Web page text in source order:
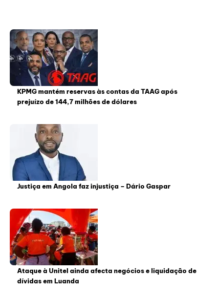
KPMG mantém reservas às contas da TAAG após
prejuízo de 144,7 milhões de dólares
Justiça em Angola faz injustiça – Dário Gaspar
Ataque à Unitel ainda afecta negócios e liquidação de
dívidas em Luanda